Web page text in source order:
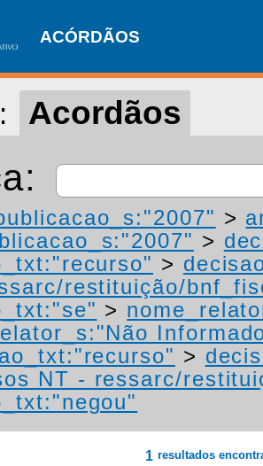
ACÓRDÃOS
Acordãos
>
>
>
restituição/
>
>
NT - ressarc/
1 resultados